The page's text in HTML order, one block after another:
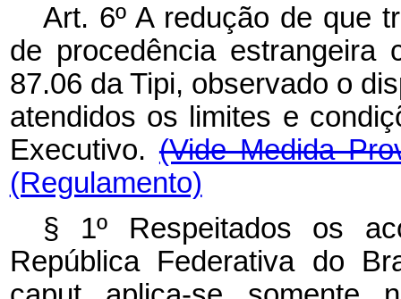
Art. 6º A redução de que
de procedência estrangeira
87.06 da Tipi, observado o
atendidos os limites e
Executivo.(Vide Medida
(Regulamento)
§ 1º Respeitados os
República Federativa do